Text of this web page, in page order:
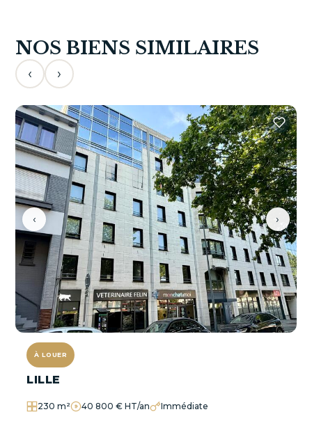
NOS BIENS SIMILAIRES
‹ ›
‹ ›
À LOUER
LILLE
230 m² 40 800 € HT/an Immédiate